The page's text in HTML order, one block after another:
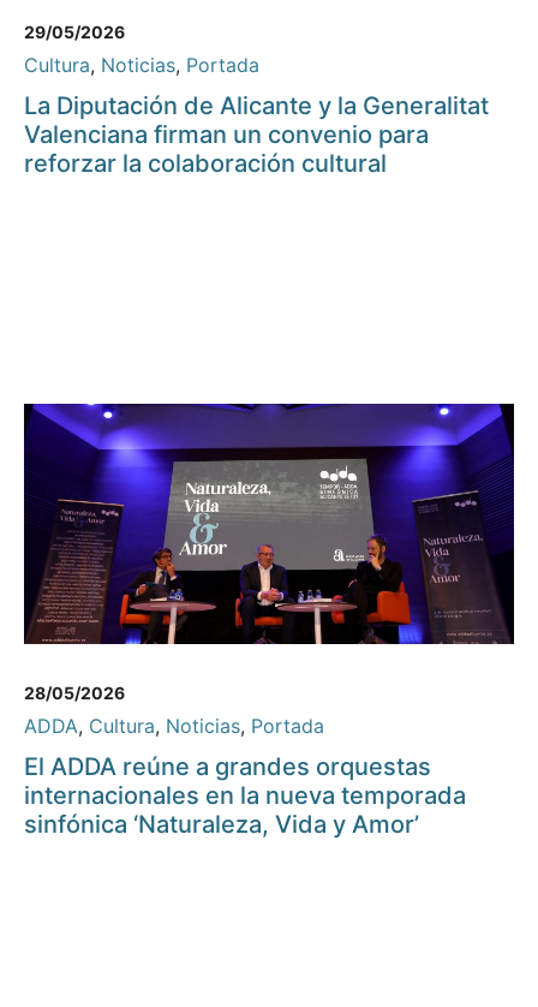
29/05/2026
Cultura, Noticias, Portada
La Diputación de Alicante y la Generalitat
Valenciana firman un convenio para
reforzar la colaboración cultural
28/05/2026
ADDA, Cultura, Noticias, Portada
El ADDA reúne a grandes orquestas
internacionales en la nueva temporada
sinfónica ‘Naturaleza, Vida y Amor’